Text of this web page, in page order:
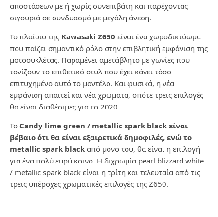
αποστάσεων με ή χωρίς συνεπιβάτη και παρέχοντας
σιγουριά σε συνδυασμό με μεγάλη άνεση.
Το πλαίσιο της Kawasaki Z650 είναι ένα χωροδικτύωμα
που παίζει σημαντικό ρόλο στην επιβλητική εμφάνιση της
μοτοσυκλέτας. Παραμένει αμετάβλητο με γωνίες που
τονίζουν το επιθετικό στυλ που έχει κάνει τόσο
επιτυχημένο αυτό το μοντέλο. Και φυσικά, η νέα
εμφάνιση απαιτεί και νέα χρώματα, οπότε τρεις επιλογές
θα είναι διαθέσιμες για το 2020.
Το Candy lime green / metallic spark black είναι
βέβαιο ότι θα είναι εξαιρετικά δημοφιλές, ενώ το
metallic spark black από μόνο του, θα είναι η επιλογή
για ένα πολύ ευρύ κοινό. Η διχρωμία pearl blizzard white
/ metallic spark black είναι η τρίτη και τελευταία από τις
τρεις υπέροχες χρωματικές επιλογές της Z650.